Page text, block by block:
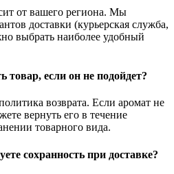
от вашего региона. Мы
доставки (курьерская служба,
выбрать наиболее удобный
если он не подойдет?
возврата. Если аромат не
вернуть его в течение
товарного вида.
сохранность при доставке?